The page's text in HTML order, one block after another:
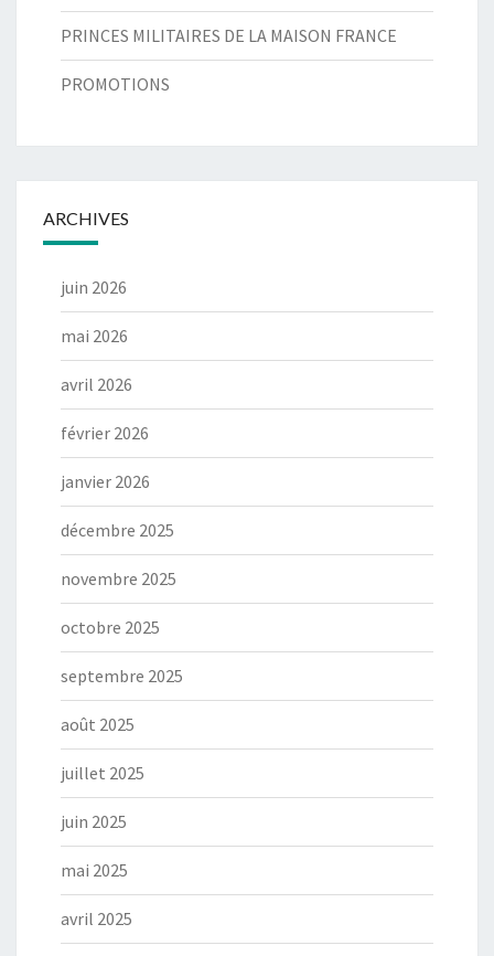
PRINCES MILITAIRES DE LA MAISON FRANCE
PROMOTIONS
ARCHIVES
juin 2026
mai 2026
avril 2026
février 2026
janvier 2026
décembre 2025
novembre 2025
octobre 2025
septembre 2025
août 2025
juillet 2025
juin 2025
mai 2025
avril 2025